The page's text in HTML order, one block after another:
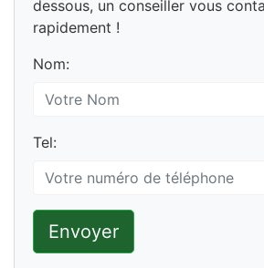
dessous, un conseiller vous
rapidement !
Nom:
Tel:
Envoyer